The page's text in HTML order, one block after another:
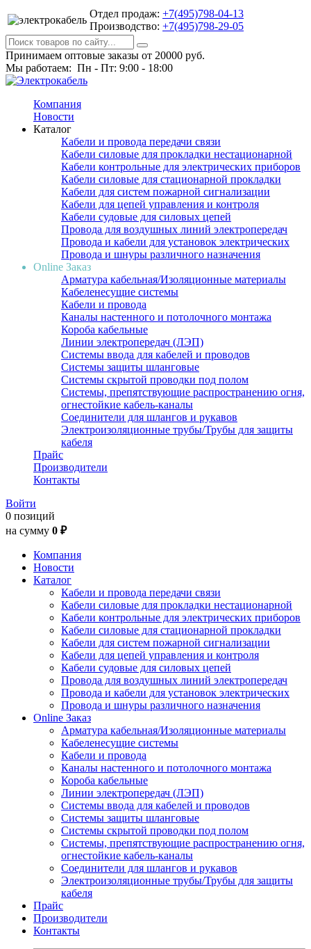
Отдел продаж: +7(495)798-04-13
Производство: +7(495)798-29-05
Принимаем оптовые заказы от 20000 руб.
Мы работаем: Пн - Пт: 9:00 - 18:00
Компания
Новости
Каталог
Кабели и провода передачи связи
Кабели силовые для прокладки нестационарной
Кабели контрольные для электрических приборов
Кабели силовые для стационарной прокладки
Кабели для систем пожарной сигнализации
Кабели для цепей управления и контроля
Кабели судовые для силовых цепей
Провода для воздушных линий электропередач
Провода и кабели для установок электрических
Провода и шнуры различного назначения
Online Заказ
Арматура кабельная/Изоляционные материалы
Кабеленесущие системы
Кабели и провода
Каналы настенного и потолочного монтажа
Короба кабельные
Линии электропередач (ЛЭП)
Системы ввода для кабелей и проводов
Системы защиты шланговые
Системы скрытой проводки под полом
Системы, препятствующие распространению огня,
огнестойкие кабель-каналы
Соединители для шлангов и рукавов
Электроизоляционные трубы/Трубы для защиты
кабеля
Прайс
Производители
Контакты
Войти
0 позиций
на сумму 0 ₽
Компания
Новости
Каталог
Кабели и провода передачи связи
Кабели силовые для прокладки нестационарной
Кабели контрольные для электрических приборов
Кабели силовые для стационарной прокладки
Кабели для систем пожарной сигнализации
Кабели для цепей управления и контроля
Кабели судовые для силовых цепей
Провода для воздушных линий электропередач
Провода и кабели для установок электрических
Провода и шнуры различного назначения
Online Заказ
Арматура кабельная/Изоляционные материалы
Кабеленесущие системы
Кабели и провода
Каналы настенного и потолочного монтажа
Короба кабельные
Линии электропередач (ЛЭП)
Системы ввода для кабелей и проводов
Системы защиты шланговые
Системы скрытой проводки под полом
Системы, препятствующие распространению огня,
огнестойкие кабель-каналы
Соединители для шлангов и рукавов
Электроизоляционные трубы/Трубы для защиты
кабеля
Прайс
Производители
Контакты